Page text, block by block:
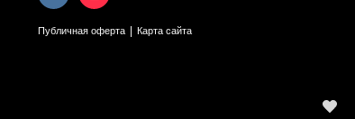
Публичная оферта Карта сайта